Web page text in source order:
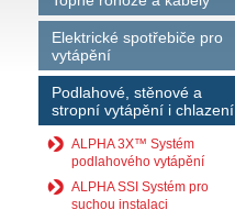
Elektrické spotřebiče pro
vytápění
Podlahové, stěnové a
stropní vytápění i chlazení
ALPHA 3X™ Systém
podlahového vytápění
ALPHA SSI Systém pro
suchou instalaci